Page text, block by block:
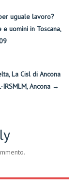
uguale lavoro?
uomini in Toscana,
La Cisl di Ancona
Ancona →